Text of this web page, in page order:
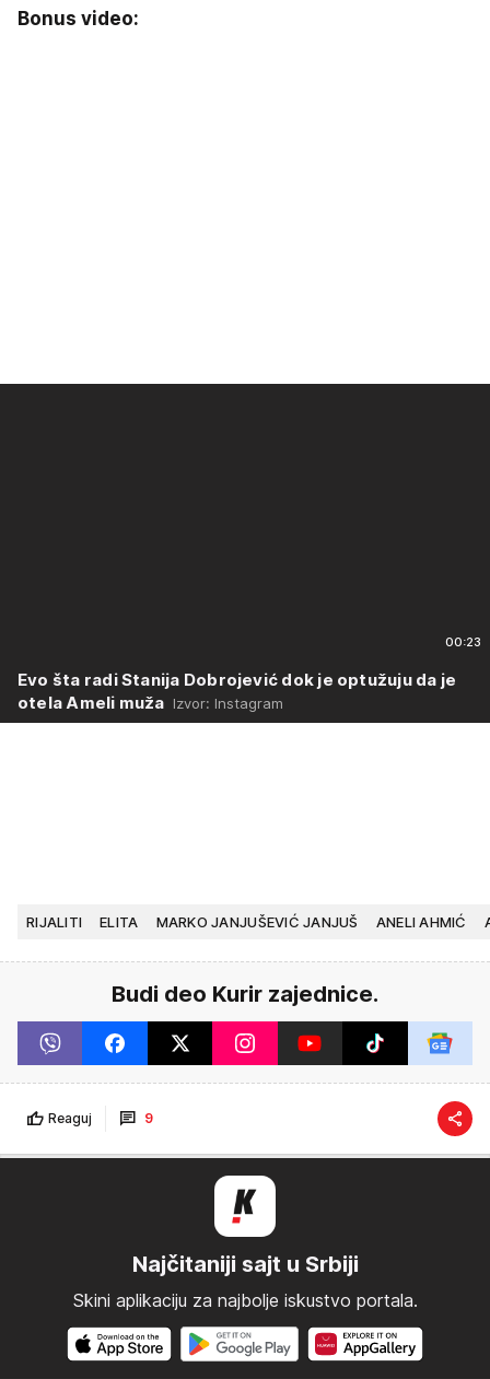
Bonus video:
00:23
Evo šta radi Stanija Dobrojević dok je optužuju da je
otela Ameli muža Izvor: Instagram
RIJALITI ELITA MARKO JANJUŠEVIĆ JANJUŠ ANELI AHMIĆ
Budi deo Kurir zajednice.
Reaguj 9
Najčitaniji sajt u Srbiji
Skini aplikaciju za najbolje iskustvo portala.